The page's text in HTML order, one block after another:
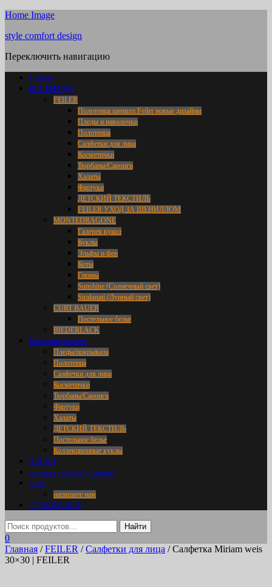
Home Image
style comfort design
Переключить навигацию
Главная
ВСЕ БРЕНДЫ
FEILER
Полотенца шенилл Feiler новые дизайны
Пледы и наволочки
Полотенца
Салфетки для лица
Косметички
Тюрбаны/Саронги
Халаты
Фартуки
ДЕТСКИЙ ТЕКСТИЛЬ
FEILER УХОД ЗА ШЕНИЛЛОМ
MONTEDRAGONE
Галерея кукол
Куклы
Эльфы и феи
Коты
Гномы
Sunshine (Солнечный свет)
Stralunati (Лунный свет)
CURT BAUER
Постельное белье
BIEDERLACK
Категории товаров
Пледы/покрывала
Полотенца
Салфетки для лица
Косметички
Тюрбаны/Саронги
Фартуки
Халаты
ДЕТСКИЙ ТЕКСТИЛЬ
Постельное белье
Коллекционные куклы
АКЦИИ
доставка / оплата / упаковка
о нас
напишите нам
+7 916 695 18 36
0
Главная /FEILER /Салфетки для лица / Салфетка Miriam weis
30×30 | FEILER